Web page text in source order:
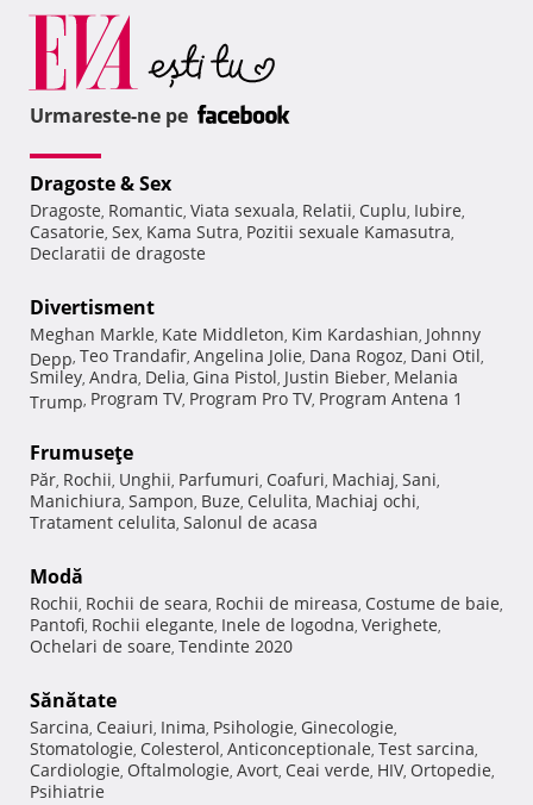
Urmareste-ne pe
Dragoste & Sex
Dragoste, Romantic, Viata sexuala, Relatii, Cuplu, Iubire,
Casatorie, Sex, Kama Sutra, Pozitii sexuale Kamasutra,
Declaratii de dragoste
Divertisment
Meghan Markle, Kate Middleton, Kim Kardashian, Johnny
Depp, Teo Trandafir, Angelina Jolie, Dana Rogoz, Dani Otil,
Smiley, Andra, Delia, Gina Pistol, Justin Bieber, Melania
Trump, Program TV, Program Pro TV, Program Antena 1
Frumuseţe
Păr, Rochii, Unghii, Parfumuri, Coafuri, Machiaj, Sani,
Manichiura, Sampon, Buze, Celulita, Machiaj ochi,
Tratament celulita, Salonul de acasa
Modă
Rochii, Rochii de seara, Rochii de mireasa, Costume de baie,
Pantofi, Rochii elegante, Inele de logodna, Verighete,
Ochelari de soare, Tendinte 2020
Sănătate
Sarcina, Ceaiuri, Inima, Psihologie, Ginecologie,
Stomatologie, Colesterol, Anticonceptionale, Test sarcina,
Cardiologie, Oftalmologie, Avort, Ceai verde, HIV, Ortopedie,
Psihiatrie